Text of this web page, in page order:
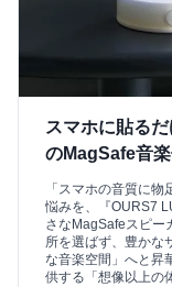
スマホに貼る
のMagSafe音
「スマホの音質に
悩みを、『OURS7
さなMagSafeスピー
所を選ばず、豊かな
な音楽空間」へと昇
供する「想像以上の